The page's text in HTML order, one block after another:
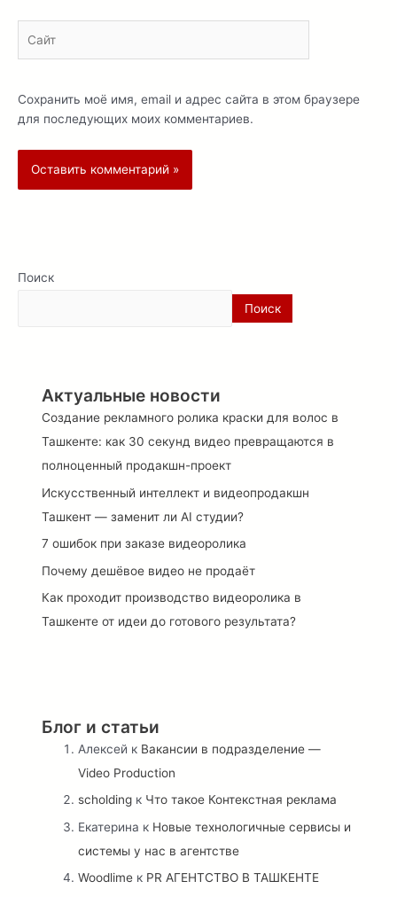
Сохранить моё имя, email и адрес сайта в этом браузере
для последующих моих комментариев.
Поиск
Поиск
Актуальные новости
Создание рекламного ролика краски для волос в
Ташкенте: как 30 секунд видео превращаются в
полноценный продакшн-проект
Искусственный интеллект и видеопродакшн
Ташкент — заменит ли AI студии?
7 ошибок при заказе видеоролика
Почему дешёвое видео не продаёт
Как проходит производство видеоролика в
Ташкенте от идеи до готового результата?
Блог и статьи
Алексей к Вакансии в подразделение —
Video Production
scholding к Что такое Контекстная реклама
Екатерина к Новые технологичные сервисы и
системы у нас в агентстве
Woodlime к PR АГЕНТСТВО В ТАШКЕНТЕ